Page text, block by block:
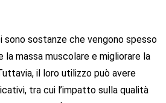
sono sostanze che vengono spesso
massa muscolare e migliorare la
il loro utilizzo può avere
tra cui l’impatto sulla qualità